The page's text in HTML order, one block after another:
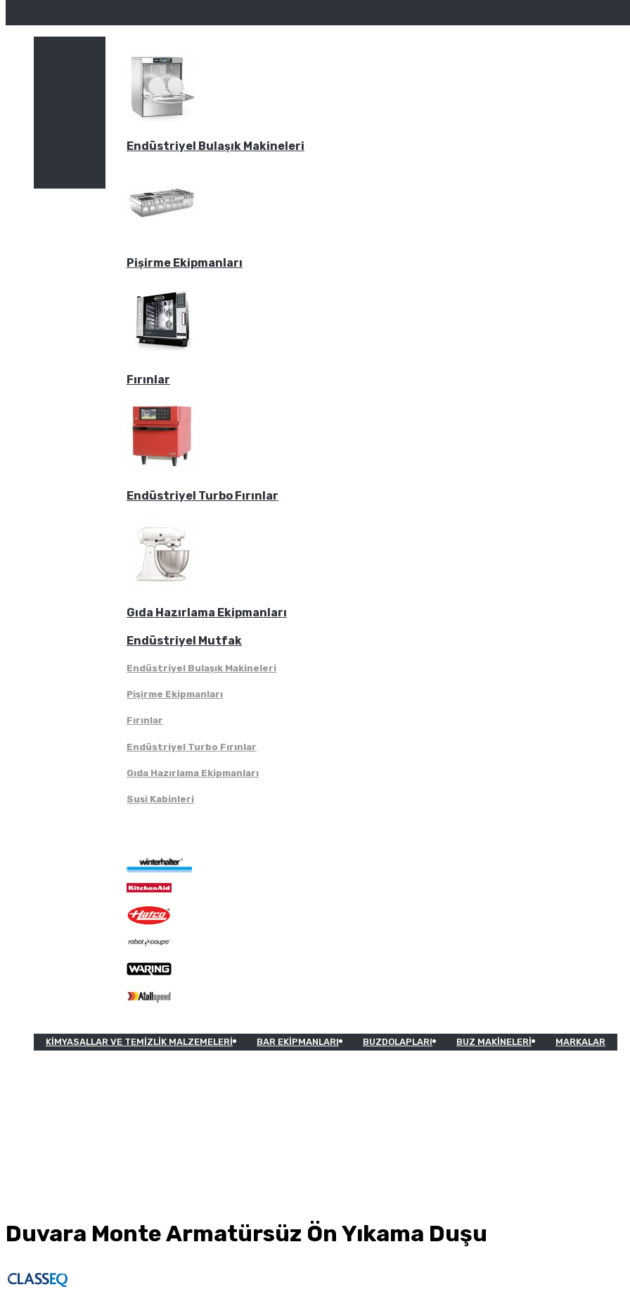
Kategori
Endüstriyel Bulaşık Makineleri
Pişirme Ekipmanları
Fırınlar
Endüstriyel Turbo Fırınlar
Gıda Hazırlama Ekipmanları
Endüstriyel Mutfak
Endüstriyel Bulaşık Makineleri
Pişirme Ekipmanları
Fırınlar
Endüstriyel Turbo Fırınlar
Gıda Hazırlama Ekipmanları
Suşi Kabinleri
KIMYASALLAR VE TEMIZLIK MALZEMELERI BAR EKIPMANLARI BUZDOLAPLARI BUZ MAKINELERI MARKALAR
Duvara Monte Armatürsüz Ön Yıkama Duşu